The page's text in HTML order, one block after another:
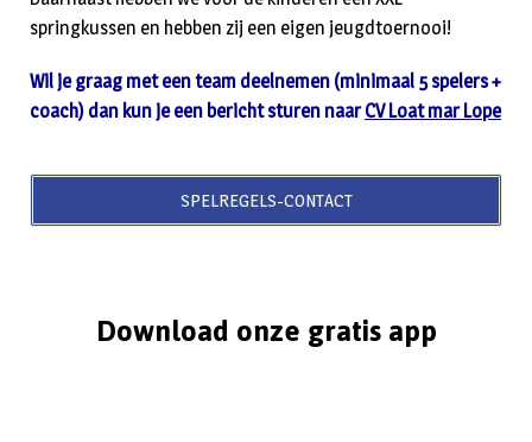
springkussen en hebben zij een eigen jeugdtoernooi!
Wil je graag met een team deelnemen (minimaal 5 spelers +
coach) dan kun je een bericht sturen naarCV Loat mar Lope
SPELREGELS-CONTACT
Download onze gratis app